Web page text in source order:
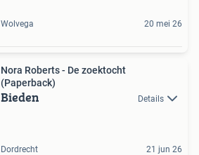
Wolvega 20 mei 26
Nora Roberts - De zoektocht
(Paperback)
Bieden Details
Dordrecht 21 jun 26